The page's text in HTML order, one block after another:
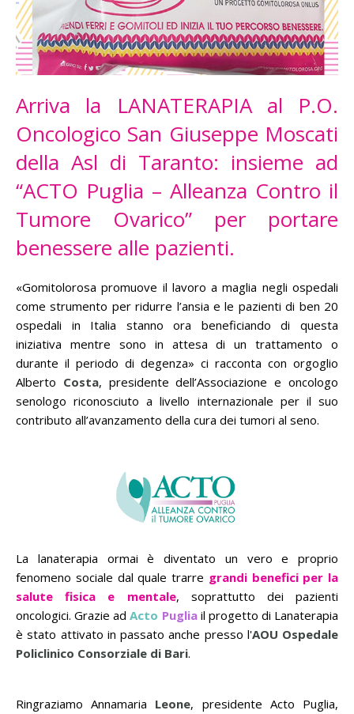
Arriva la LANATERAPIA al P.O.
Oncologico San Giuseppe Moscati
della Asl di Taranto: insieme ad
“ACTO Puglia – Alleanza Contro il
Tumore Ovarico” per portare
benessere alle pazienti.
«Gomitolorosa promuove il lavoro a maglia negli ospedali
come strumento per ridurre l’ansia e le pazienti di ben 20
ospedali in Italia stanno ora beneficiando di questa
iniziativa mentre sono in attesa di un trattamento o
durante il periodo di degenza» ci racconta con orgoglio
Alberto Costa, presidente dell’Associazione e oncologo
senologo riconosciuto a livello internazionale per il suo
contributo all’avanzamento della cura dei tumori al seno.
La lanaterapia ormai è diventato un vero e proprio
fenomeno sociale dal quale trarre grandi benefici per la
salute fisica e mentale, soprattutto dei pazienti
oncologici. Grazie adActo Pugliail progetto di Lanaterapia
è stato attivato in passato anche presso l'AOU Ospedale
Policlinico Consorziale di Bari.
Ringraziamo Annamaria Leone, presidente Acto Puglia,